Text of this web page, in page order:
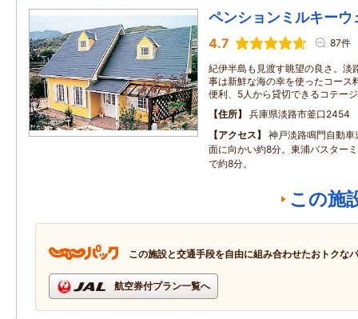
ペンションミルキーウ
4.7 87件
紀伊半島も見渡す眺望の良さ。淡
事は新鮮な海の幸を使ったコース
便利、5人から貸切できるコテー
住所
兵庫県淡路市釜口2454
アクセス
神戸淡路鳴門自動
面に向かい約8分。東浦バスター
で約8分。
この施
この施設と交通手段を自由に組み合わせたおトクな
航空券付プラン一覧へ